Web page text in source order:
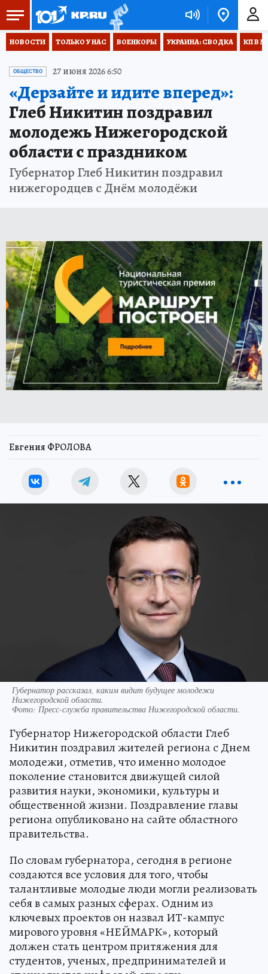
НОВОСТИ ТОЛЬКО У НАС ВОЕНКОРЫ УКРАИНА: СВОДКА КП В
ОБЩЕСТВО 27 июня 2026 6:50
«Дерзайте и идите вперед»:
Глеб Никитин поздравил
молодежь Нижегородской
области с праздником
Губернатор Глеб Никитин поздравил
нижегородцев с Днём молодёжи
Евгения ФРОЛОВА
Губернатор рассказал, каким видит будущее молодежи
Нижегородской области.
Фото: Пресс-служба правительства Нижегородской области.
Губернатор Нижегородской области Глеб
Никитин поздравил жителей региона с Днем
молодежи, отметив, что именно молодое
поколение становится движущей силой
развития науки, экономики, культуры и
общественной жизни. Поздравление главы
региона опубликовано на сайте областного
правительства.
По словам губернатора, сегодня в регионе
создаются все условия для того, чтобы
талантливые молодые люди могли реализовать
себя в самых разных сферах. Одним из
ключевых проектов он назвал ИТ-кампус
мирового уровня «НЕЙМАРК», который
должен стать центром притяжения для
студентов, ученых, предпринимателей и